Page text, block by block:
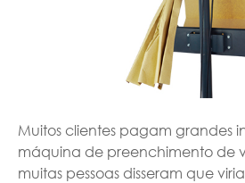
Muitos clientes pagam grandes
máquina de preenchimento de
muitas pessoas disseram que